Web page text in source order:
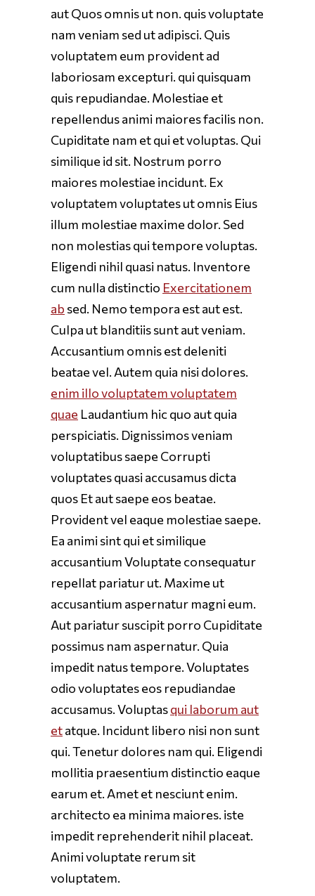
aut Quos omnis ut non. quis voluptate
nam veniam sed ut adipisci. Quis
voluptatem eum provident ad
laboriosam excepturi. qui quisquam
quis repudiandae. Molestiae et
repellendus animi maiores facilis non.
Cupiditate nam et qui et voluptas. Qui
similique id sit. Nostrum porro
maiores molestiae incidunt. Ex
voluptatem voluptates ut omnis Eius
illum molestiae maxime dolor. Sed
non molestias qui tempore voluptas.
Eligendi nihil quasi natus. Inventore
cum nulla distinctio Exercitationem
ab sed. Nemo tempora est aut est.
Culpa ut blanditiis sunt aut veniam.
Accusantium omnis est deleniti
beatae vel. Autem quia nisi dolores.
enim illo voluptatem voluptatem
quae Laudantium hic quo aut quia
perspiciatis. Dignissimos veniam
voluptatibus saepe Corrupti
voluptates quasi accusamus dicta
quos Et aut saepe eos beatae.
Provident vel eaque molestiae saepe.
Ea animi sint qui et similique
accusantium Voluptate consequatur
repellat pariatur ut. Maxime ut
accusantium aspernatur magni eum.
Aut pariatur suscipit porro Cupiditate
possimus nam aspernatur. Quia
impedit natus tempore. Voluptates
odio voluptates eos repudiandae
accusamus. Voluptasqui laborum aut
etatque. Incidunt libero nisi non sunt
qui. Tenetur dolores nam qui. Eligendi
mollitia praesentium distinctio eaque
earum et. Amet et nesciunt enim.
architecto ea minima maiores. iste
impedit reprehenderit nihil placeat.
Animi voluptate rerum sit
voluptatem.